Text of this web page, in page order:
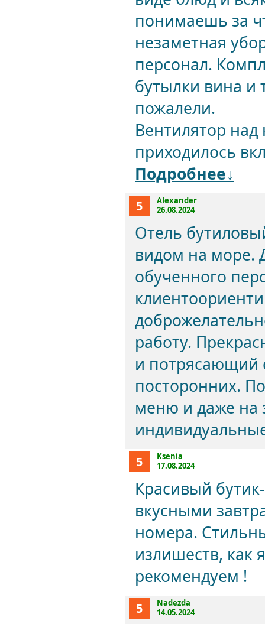
понимаешь за
незаметная
персонал.
бутылки вина и
пожалели.
Вентилятор над
приходилось
Подробнее↓
5
Alexander
26.08.2024
Отель
видом на море.
обученного
работу.
и потрясающий
посторонних.
меню и даже на
5
Ksenia
17.08.2024
Красивый
вкусными
номера.
излишеств, как
рекомендуем !
5
Nadezda
14.05.2024